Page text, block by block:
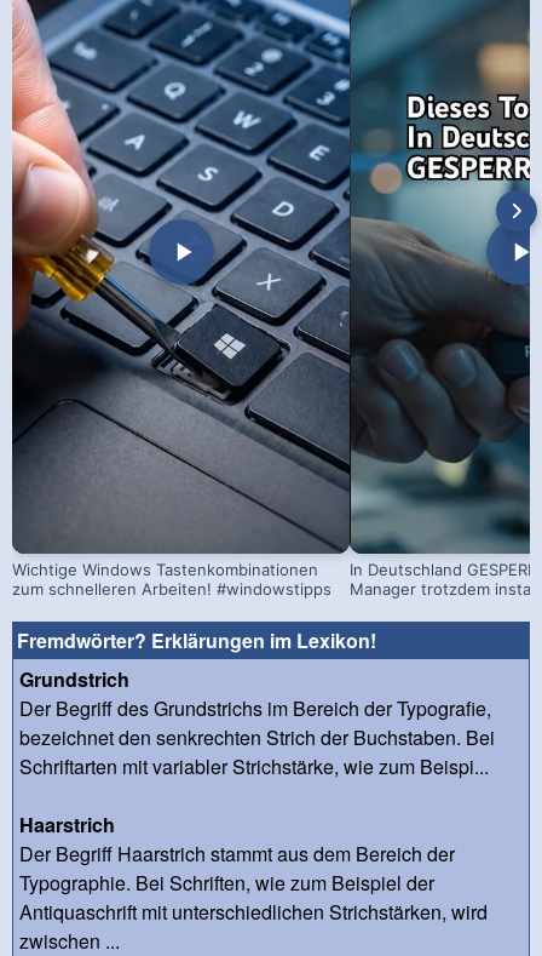
Wichtige Windows Tastenkombinationen
zum schnelleren Arbeiten! #windowstipps
In Deutschland
Manager trotzdem
Fremdwörter? Erklärungen im Lexikon!
Grundstrich
Der Begriff des Grundstrichs im Bereich der Typografie,
bezeichnet den senkrechten Strich der Buchstaben. Bei
Schriftarten mit variabler Strichstärke, wie zum Beispi...
Haarstrich
Der Begriff Haarstrich stammt aus dem Bereich der
Typographie. Bei Schriften, wie zum Beispiel der
Antiquaschrift mit unterschiedlichen Strichstärken, wird
zwischen ...